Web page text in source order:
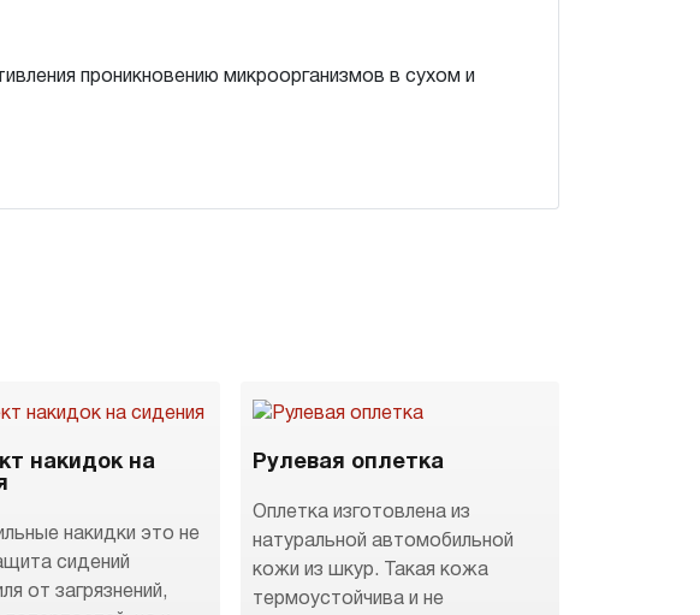
проникновению микроорганизмов в сухом и
накидок на
накидки это не
сидений
от загрязнений,
Рулевая оплетка
Оплетка изготовлена из
натуральной автомобильной
кожи из шкур. Такая кожа
термоустойчива и не